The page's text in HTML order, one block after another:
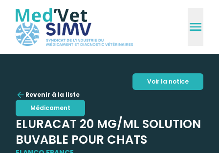
Revenir à la liste
Médicament
ELURACAT 20 MG/ML SOLUTION
BUVABLE POUR CHATS
Voir la notice